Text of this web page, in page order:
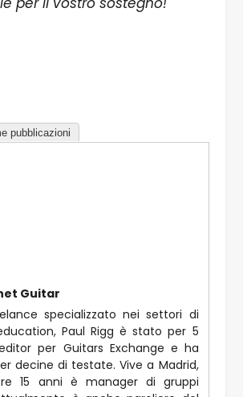
pubblicazioni
Guitar
specializzato nei settori di
Paul Rigg è stato per 5
per Guitars Exchange e ha
decine di testate. Vive a Madrid,
15 anni è manager di gruppi